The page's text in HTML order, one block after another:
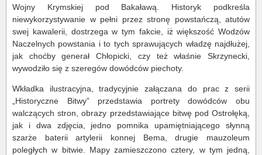
Wojny Krymskiej pod Bakaławą. Historyk podkreśla
niewykorzystywanie w pełni przez stronę powstańczą, atutów
swej kawalerii, dostrzega w tym fakcie, iż większość Wodzów
Naczelnych powstania i to tych sprawujących władzę najdłużej,
jak choćby generał Chłopicki, czy też właśnie Skrzynecki,
wywodziło się z szeregów dowódców piechoty.
Wkładka ilustracyjna, tradycyjnie załączana do prac z serii
„Historyczne Bitwy” przedstawia portrety dowódców obu
walczących stron, obrazy przedstawiające bitwę pod Ostrołęką,
jak i dwa zdjęcia, jedno pomnika upamiętniającego słynną
szarże baterii artylerii konnej Bema, drugie mauzoleum
poległych w bitwie. Mapy zamieszczono cztery, w tym jedną,